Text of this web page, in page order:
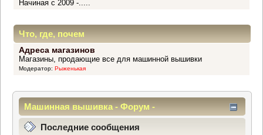
Начиная с 2009 -.....
Что, где, почем
Адреса магазинов
Магазины, продающие все для машинной вышивки
Модератор: Рыженькая
Машинная вышивка - Форум -
Информационный центр
Последние сообщения